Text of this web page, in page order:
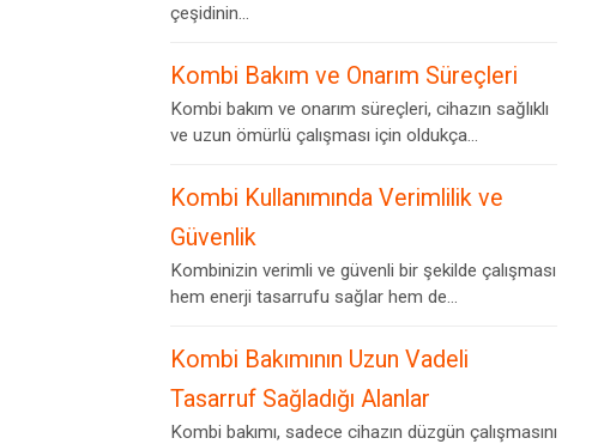
çeşidinin...
Kombi Bakım ve Onarım Süreçleri
Kombi bakım ve onarım süreçleri, cihazın sağlıklı
ve uzun ömürlü çalışması için oldukça...
Kombi Kullanımında Verimlilik ve
Güvenlik
Kombinizin verimli ve güvenli bir şekilde çalışması
hem enerji tasarrufu sağlar hem de...
Kombi Bakımının Uzun Vadeli
Tasarruf Sağladığı Alanlar
Kombi bakımı, sadece cihazın düzgün çalışmasını